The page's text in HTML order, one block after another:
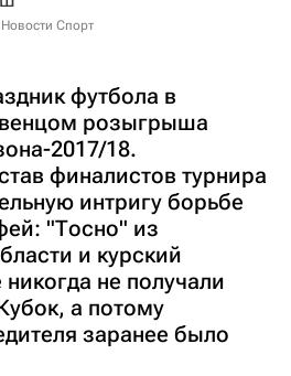
Спорт
футбола в
венцом розыгрыша
2017/18.
финалистов турнира
интригу борьбе
"Тосно" из
и курский
не получали
а потому
заранее было